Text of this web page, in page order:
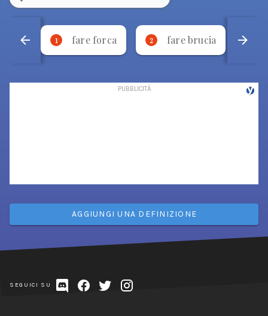
1 fare forca 2 fare brucia
AGGIUNGI UNA DEFINIZIONE
SEGUICI SU